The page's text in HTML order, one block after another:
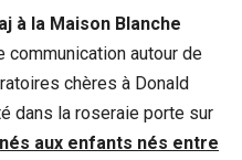
à la Maison Blanche
communication autour de
chères à Donald
dans la roseraie porte sur
aux enfants nés entre